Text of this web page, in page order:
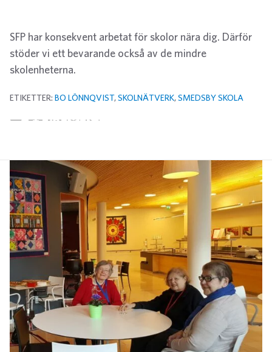
SFP har konsekvent arbetat för skolor nära dig. Därför
stöder vi ett bevarande också av de mindre
skolenheterna.
ETIKETTER: BO LÖNNQVIST,SKOLNÄTVERK,SMEDSBY SKOLA